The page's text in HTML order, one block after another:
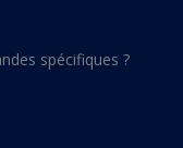
spécifiques ?